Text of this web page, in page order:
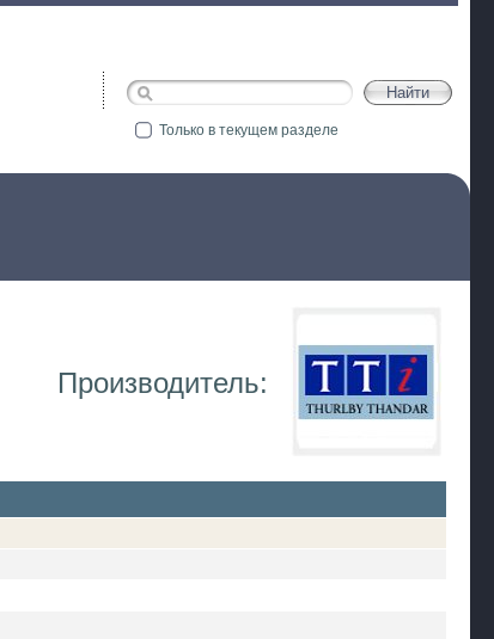
Только в текущем разделе
Производитель: